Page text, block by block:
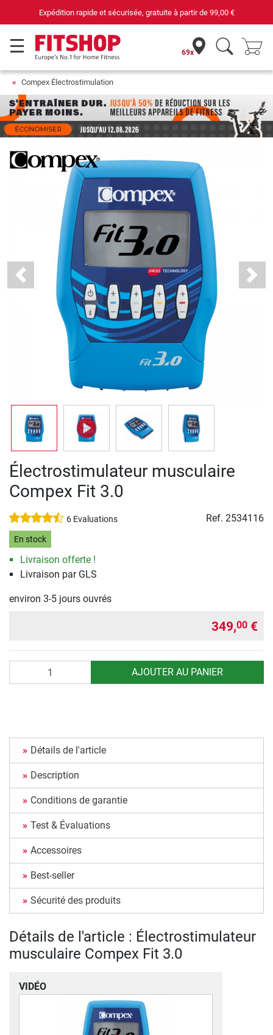
69 magasins avec 75 techniciens
69x
Compex Électrostimulation
Previous Next
Électrostimulateur musculaire
Compex Fit 3.0
6 Evaluations Ref. 2534116
En stock
Livraison offerte !
Livraison par GLS
environ 3-5 jours ouvrés
349,00 €
AJOUTER AU PANIER
Détails de l'article
Description
Conditions de garantie
Test & Évaluations
Accessoires
Best-seller
Sécurité des produits
Détails de l'article : Électrostimulateur
musculaire Compex Fit 3.0
VIDÉO